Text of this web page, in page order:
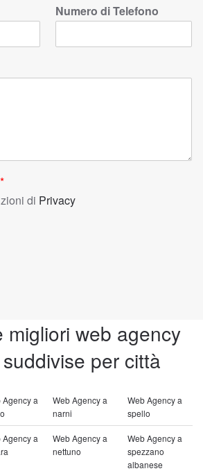
Numero di Telefono
*
di Privacy
migliori web agency
per città
Agency a
Web Agency a
narni
Web Agency a
spello
Agency a
Web Agency a
nettuno
Web Agency a
spezzano
albanese